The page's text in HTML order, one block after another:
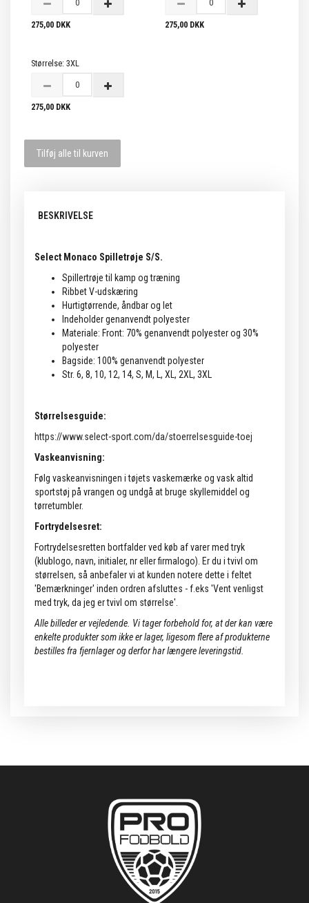
275,00 DKK 275,00 DKK
Størrelse: 3XL
275,00 DKK
Tilføj alle til kurven
BESKRIVELSE
Select Monaco Spilletrøje S/S.
Spillertrøje til kamp og træning
Ribbet V-udskæring
Hurtigtørrende, åndbar og let
Indeholder genanvendt polyester
Materiale: Front: 70% genanvendt polyester og 30%
polyester
Bagside: 100% genanvendt polyester
Str. 6, 8, 10, 12, 14, S, M, L, XL, 2XL, 3XL
Størrelsesguide:
https://www.select-sport.com/da/stoerrelsesguide-toej
Vaskeanvisning:
Følg vaskeanvisningen i tøjets vaskemærke og vask altid
sportstøj på vrangen og undgå at bruge skyllemiddel og
tørretumbler.
Fortrydelsesret:
Fortrydelsesretten bortfalder ved køb af varer med tryk
(klublogo, navn, initialer, nr eller firmalogo). Er du i tvivl om
størrelsen, så anbefaler vi at kunden notere dette i feltet
'Bemærkninger' inden ordren afsluttes - f.eks 'Vent venligst
med tryk, da jeg er tvivl om størrelse'.
Alle billeder er vejledende. Vi tager forbehold for, at der kan være
enkelte produkter som ikke er lager, ligesom flere af produkterne
bestilles fra fjernlager og derfor har længere leveringstid.